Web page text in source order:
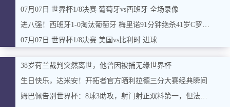
07月07日 世界杯1/8决赛 葡萄牙vs西班牙 全场录像
进八强！西班牙1-0淘汰葡萄牙 梅里诺91分钟绝杀41岁C罗最后一舞
07月07日 世界杯1/8决赛 美国vs比利时 进球
38岁荷兰裁判突然离世，他曾因被捕无缘世界杯
生日快乐，达米安！开拓者官方晒利拉德三分大赛经典瞬间
姆巴佩告别世界杯：8球3助攻，射门射正双料第一，但法国还是输了